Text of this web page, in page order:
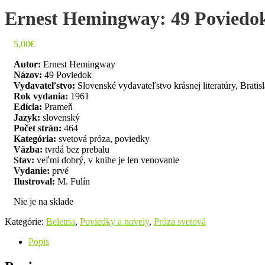
Ernest Hemingway: 49
5,00€
Autor: Ernest Hemingway
Názov: 49 Poviedok
Vydavateľstvo: Slovenské vydavateľstvo krásnej literatúry,
Rok vydania: 1961
Edícia: Prameň
Jazyk: slovenský
Počet strán: 464
Kategória: svetová próza, poviedky
Väzba: tvrdá bez prebalu
Stav: veľmi dobrý, v knihe je len venovanie
Vydanie: prvé
Ilustroval: M. Fulín
Nie je na sklade
Kategórie: Beletria, Poviedky a novely, Próza svetová
Popis